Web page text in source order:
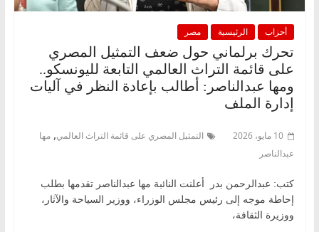
أحزاب الرئيسية مصر
تحرك برلماني حول ضعف التمثيل المصري
على قائمة التراث العالمي التابعة لليونسكو..
ومها عبدالناصر: أطالب بإعادة النظر في آليات
إدارة الملف
10 مايو، 2026 التمثيل المصري على قائمة التراث العالمي, مها
عبدالناصر
كتب: عبدالرحمن بدر أعلنت النائبة مها عبدالناصر تقدمها بطلب
إحاطة موجه إلى رئيس مجلس الوزراء، ووزير السياحة والآثار،
ووزيرة الثقافة،